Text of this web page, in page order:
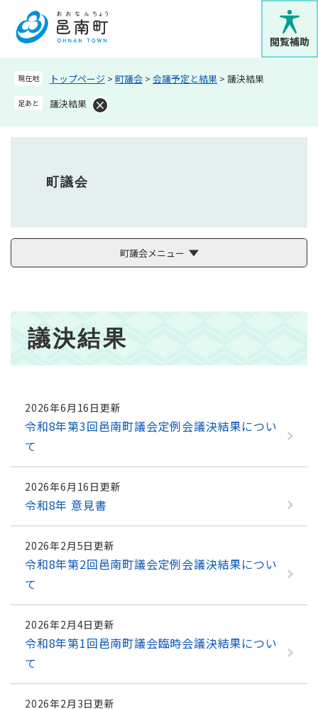
。
メニューを飛ばして本文へ
閲覧補助
現在地 トップページ > 町議会 > 会議予定と結果 > 議決結果
足あと 議決結果
町議会
町議会メニュー
議決結果
2026年6月16日更新
令和8年第3回邑南町議会定例会議決結果につい
て
2026年6月16日更新
令和8年 意見書
2026年2月5日更新
令和8年第2回邑南町議会定例会議決結果につい
て
2026年2月4日更新
令和8年第1回邑南町議会臨時会議決結果につい
て
2026年2月3日更新